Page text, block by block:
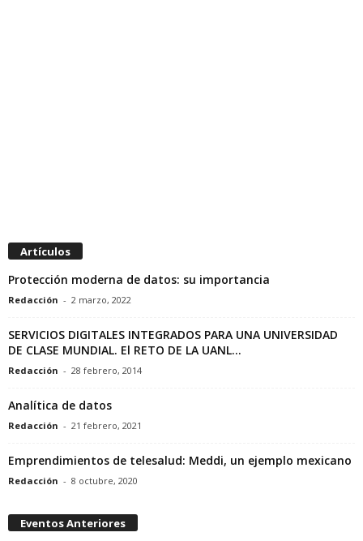
Artículos
Protección moderna de datos: su importancia
Redacción - 2 marzo, 2022
SERVICIOS DIGITALES INTEGRADOS PARA UNA UNIVERSIDAD
DE CLASE MUNDIAL. El RETO DE LA UANL...
Redacción - 28 febrero, 2014
Analítica de datos
Redacción - 21 febrero, 2021
Emprendimientos de telesalud: Meddi, un ejemplo mexicano
Redacción - 8 octubre, 2020
Eventos Anteriores